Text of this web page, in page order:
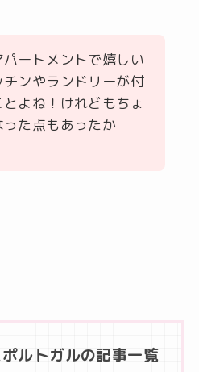
ートメントで嬉しい
ンやランドリーが付
よね！けれどもちょ
った点もあったか
ルトガルの記事一覧